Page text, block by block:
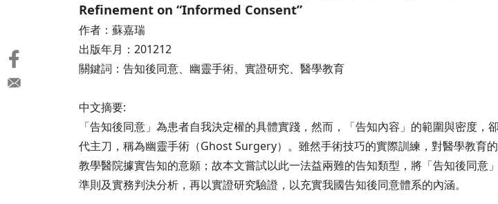
Refinement on “Informed Consent”
作者：蘇嘉瑞
出版年月：201212
關鍵詞：告知後同意、幽靈手術、實證研究、醫學教育
中文摘要:
「告知後同意」為患者自我決定權的具體實踐，然而，「告知內容」的範圍與密度
代主刀，稱為幽靈手術（Ghost Surgery）。雖然手術技巧的實際訓練，對醫學教育
教學醫院據實告知的意願；故本文嘗試以此一法益兩難的告知類型，將「告知後同
準則及實務判決分析，再以實證研究驗證，以充實我國告知後同意體系的內涵。